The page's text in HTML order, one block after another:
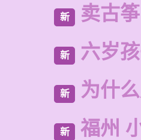
新 卖古筝
新 六岁
新 为什
新 福州